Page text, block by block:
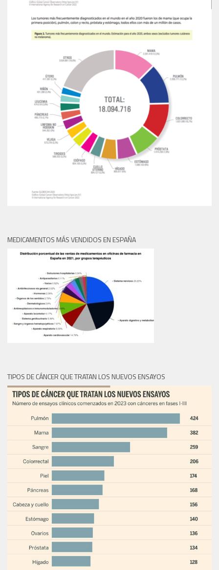
MEDICAMENTOS MÁS VENDIDOS EN ESPAÑA
TIPOS DE CÁNCER QUE TRATAN LOS NUEVOS ENSAYOS